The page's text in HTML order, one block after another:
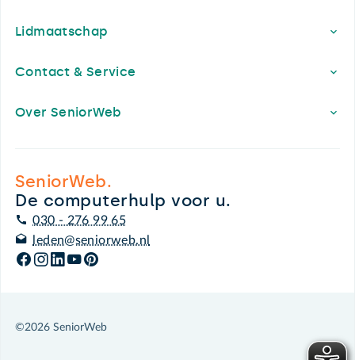
Lidmaatschap
Contact & Service
Over SeniorWeb
SeniorWeb.
De computerhulp voor u.
030 - 276 99 65
leden@seniorweb.nl
©2026 SeniorWeb